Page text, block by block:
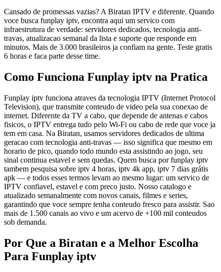
Cansado de promessas vazias? A Biratan IPTV e diferente. Quando
voce busca funplay iptv, encontra aqui um servico com
infraestrutura de verdade: servidores dedicados, tecnologia anti-
travas, atualizacao semanal da lista e suporte que responde em
minutos. Mais de 3.000 brasileiros ja confiam na gente. Teste gratis
6 horas e faca parte desse time.
Como Funciona Funplay iptv na Pratica
Funplay iptv funciona atraves da tecnologia IPTV (Internet Protocol
Television), que transmite conteudo de video pela sua conexao de
internet. Diferente da TV a cabo, que depende de antenas e cabos
fisicos, o IPTV entrega tudo pelo Wi-Fi ou cabo de rede que voce ja
tem em casa. Na Biratan, usamos servidores dedicados de ultima
geracao com tecnologia anti-travas — isso significa que mesmo em
horario de pico, quando todo mundo esta assistindo ao jogo, seu
sinal continua estavel e sem quedas. Quem busca por funplay iptv
tambem pesquisa sobre iptv 4 horas, iptv 4k app, iptv 7 dias grátis
apk — e todos esses termos levam ao mesmo lugar: um servico de
IPTV confiavel, estavel e com preco justo. Nosso catalogo e
atualizado semanalmente com novos canais, filmes e series,
garantindo que voce sempre tenha conteudo fresco para assistir. Sao
mais de 1.500 canais ao vivo e um acervo de +100 mil conteudos
sob demanda.
Por Que a Biratan e a Melhor Escolha
Para Funplay iptv